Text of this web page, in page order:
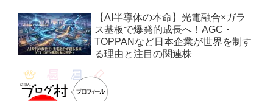
【AI半導体の本命】光電融合×ガラ
ス基板で爆発的成長へ！AGC・
TOPPANなど日本企業が世界を制す
る理由と注目の関連株